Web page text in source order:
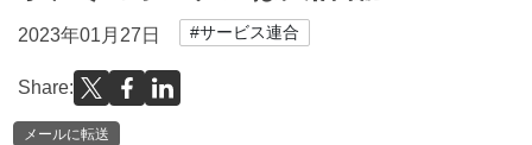
2023年01月27日 #サービス連合
Share:
メールに転送